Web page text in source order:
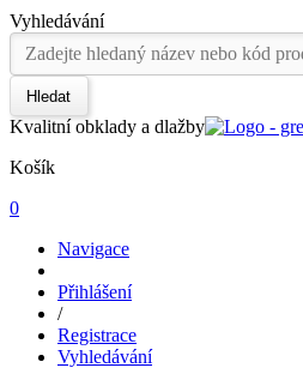
Vyhledávání
Hledat
Kvalitní obklady a dlažby
Košík
0
Navigace
Přihlášení
/
Registrace
Vyhledávání